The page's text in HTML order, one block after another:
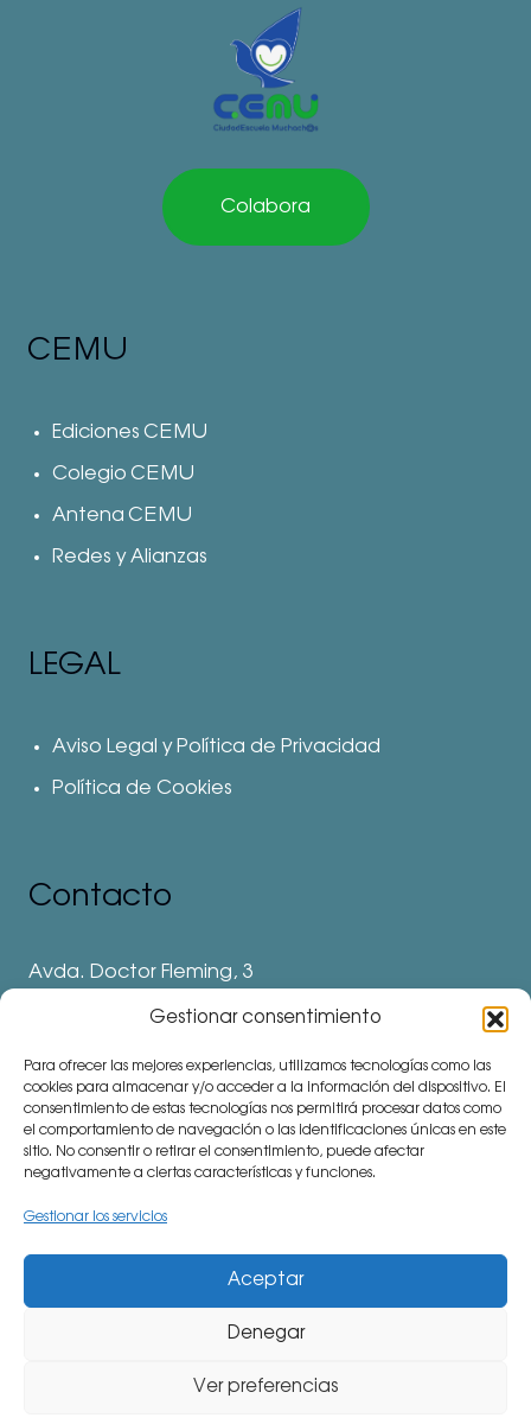
Gestionar consentimiento
Para ofrecer las mejores experiencias, utilizamos tecnologías como las
cookies para almacenar y/o acceder a la información del dispositivo. El
consentimiento de estas tecnologías nos permitirá procesar datos como
el comportamiento de navegación o las identificaciones únicas en este
sitio. No consentir o retirar el consentimiento, puede afectar
negativamente a ciertas características y funciones.
Gestionar los servicios
Aceptar
Denegar
Ver preferencias
Colabora
CEMU
Ediciones CEMU
Colegio CEMU
Antena CEMU
Redes y Alianzas
LEGAL
Aviso Legal y Política de Privacidad
Política de Cookies
Contacto
Avda. Doctor Fleming, 3
⅛ 91 694 62 11
⅛ 91 694 62 77
⅛ 91 693 80 41 (Colegio)
communitymanager⅛cemu.es
CiudadEscuela Muchachos (CEMU). Avda. Doctor
62 77 Todos los derechos reservados.